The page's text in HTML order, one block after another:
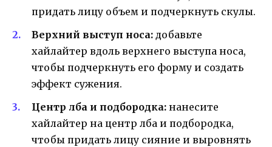
придать лицу объем и подчеркнуть скулы.
Верхний выступ носа: добавьте
хайлайтер вдоль верхнего выступа носа,
чтобы подчеркнуть его форму и создать
эффект сужения.
Центр лба и подбородка: нанесите
хайлайтер на центр лба и подбородка,
чтобы придать лицу сияние и выровнять